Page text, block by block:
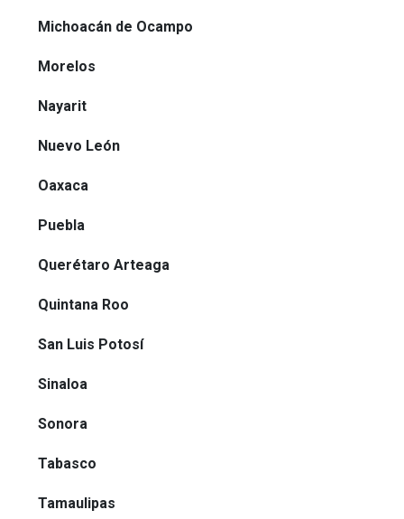
Michoacán de Ocampo
Morelos
Nayarit
Nuevo León
Oaxaca
Puebla
Querétaro Arteaga
Quintana Roo
San Luis Potosí
Sinaloa
Sonora
Tabasco
Tamaulipas